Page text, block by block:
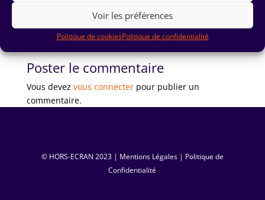
Voir les préférences
Politique de cookiesPolitique de confidentialité
Poster le commentaire
Vous devez vous connecterpour publier un
commentaire.
© HORS-ECRAN ‏ 2023| Mentions Légales| Politique de
Confidentialité